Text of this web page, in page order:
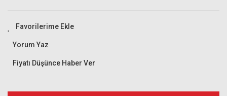
Yorum Yaz
Fiyatı Düşünce Haber Ver